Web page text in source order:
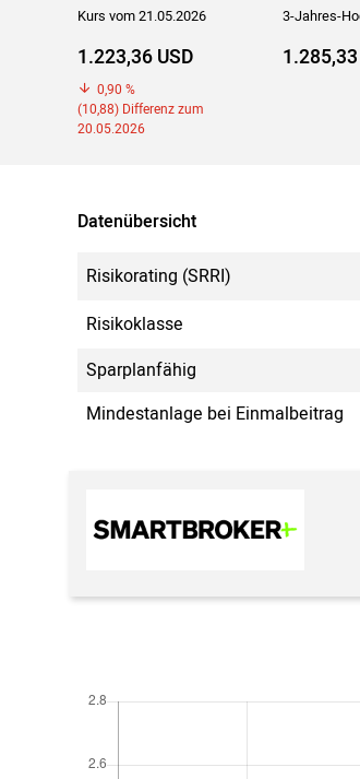
Kurs vom 21.05.2026 3-Jahres-
1.223,36 USD
0,90 %
(10,88) Differenz zum
20.05.2026
Datenübersicht
Risikorating (SRRI)
Risikoklasse
Sparplanfähig
Mindestanlage bei Einmalbeitrag